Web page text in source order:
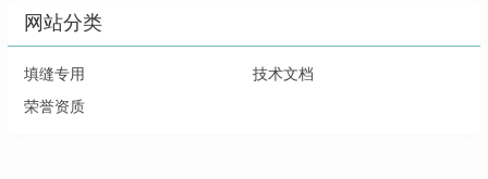
网站分类
填缝专用
技术文档
荣誉资质